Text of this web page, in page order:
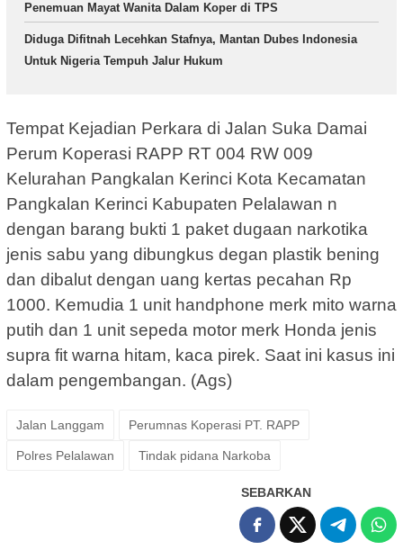
Penemuan Mayat Wanita Dalam Koper di TPS
Diduga Difitnah Lecehkan Stafnya, Mantan Dubes Indonesia
Untuk Nigeria Tempuh Jalur Hukum
Tempat Kejadian Perkara di Jalan Suka Damai
Perum Koperasi RAPP RT 004 RW 009
Kelurahan Pangkalan Kerinci Kota Kecamatan
Pangkalan Kerinci Kabupaten Pelalawan n
dengan barang bukti 1 paket dugaan narkotika
jenis sabu yang dibungkus degan plastik bening
dan dibalut dengan uang kertas pecahan Rp
1000. Kemudia 1 unit handphone merk mito warna
putih dan 1 unit sepeda motor merk Honda jenis
supra fit warna hitam, kaca pirek. Saat ini kasus ini
dalam pengembangan. (Ags)
Jalan Langgam Perumnas Koperasi PT. RAPP
Polres Pelalawan Tindak pidana Narkoba
SEBARKAN